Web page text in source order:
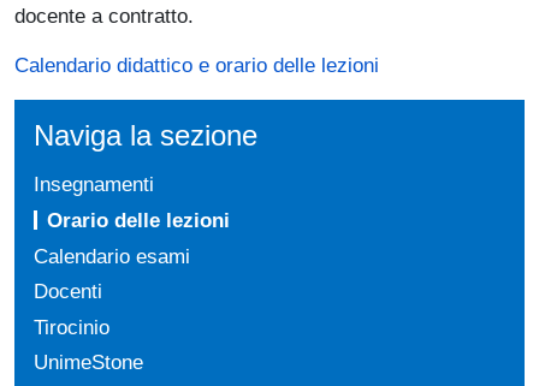
docente a contratto.
Calendario didattico e orario delle lezioni
Naviga la sezione
Insegnamenti
Orario delle lezioni
Calendario esami
Docenti
Tirocinio
UnimeStone